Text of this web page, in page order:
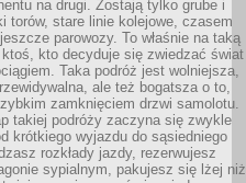
na drugi. Zostają tylko grube i
torów, stare linie kolejowe, czasem
parowozy. To właśnie na taką
kto decyduje się zwiedzać świat
Taka podróż jest wolniejsza,
ale też bogatsza o to,
zamknięciem drzwi samolotu.
takiej podróży zaczyna się zwykle
krótkiego wyjazdu do sąsiedniego
rozkłady jazdy, rezerwujesz
sypialnym, pakujesz się lżej niż